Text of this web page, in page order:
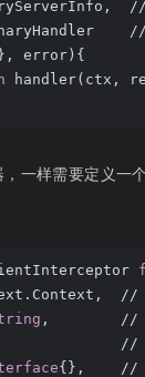
//
//
error) {
handler(ctx,
一样需要定义一
//
,        // 调
//
{},    //